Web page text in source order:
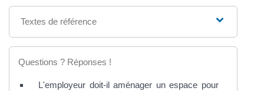
Textes de référence
Questions ? Réponses !
L'employeur doit-il aménager un espace pour